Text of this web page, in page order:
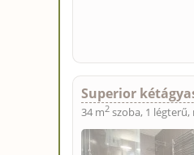
Superior
34 m2 szoba, 1